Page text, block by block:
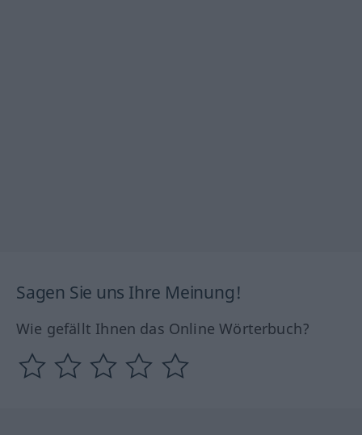
Sagen Sie uns Ihre Meinung!
Wie gefällt Ihnen das Online Wörterbuch?